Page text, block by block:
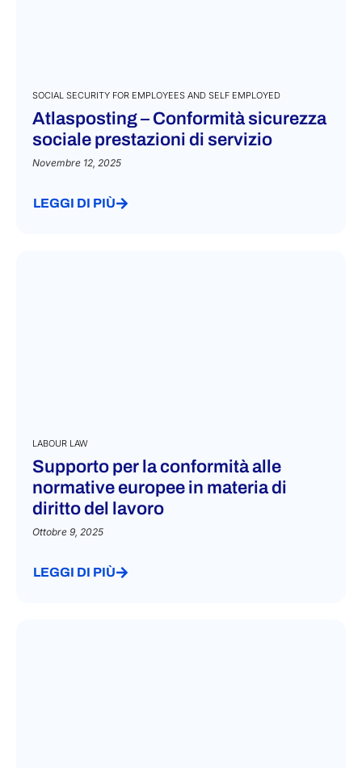
SOCIAL SECURITY FOR EMPLOYEES AND SELF EMPLOYED
Atlasposting – Conformità sicurezza
sociale prestazioni di servizio
Novembre 12, 2025
LEGGI DI PIÙ
LABOUR LAW
Supporto per la conformità alle
normative europee in materia di
diritto del lavoro
Ottobre 9, 2025
LEGGI DI PIÙ